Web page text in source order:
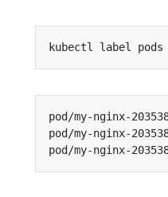
kubectl label